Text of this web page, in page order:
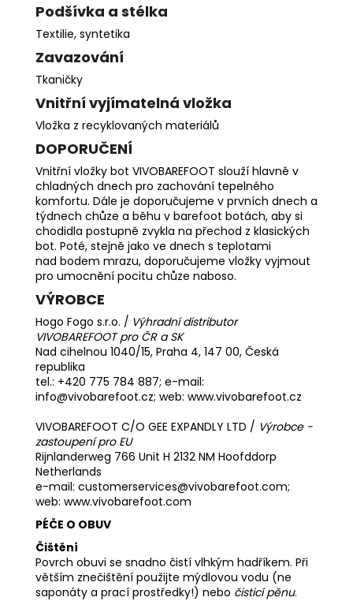
Podšívka a stélka
Textilie, syntetika
Zavazování
Tkaničky
Vnitřní vyjímatelná vložka
Vložka z recyklovaných materiálů
DOPORUČENÍ
Vnitřní vložky bot VIVOBAREFOOT slouží hlavně v
chladných dnech pro zachování tepelného
komfortu. Dále je doporučujeme v prvních dnech a
týdnech chůze a běhu v barefoot botách, aby si
chodidla postupně zvykla na přechod z klasických
bot. Poté, stejně jako ve dnech s teplotami
nad bodem mrazu, doporučujeme vložky vyjmout
pro umocnění pocitu chůze naboso.
VÝROBCE
Hogo Fogo s.r.o. / Výhradní distributor
VIVOBAREFOOT pro ČR a SK
Nad cihelnou 1040/15, Praha 4, 147 00, Česká
republika
tel.: +420 775 784 887; e-mail:
info@vivobarefoot.cz; web: www.vivobarefoot.cz
VIVOBAREFOOT C/O GEE EXPANDLY LTD / Výrobce -
zastoupení pro EU
Rijnlanderweg 766 Unit H 2132 NM Hoofddorp
Netherlands
e-mail: customerservices@vivobarefoot.com;
web: www.vivobarefoot.com
PÉČE O OBUV
Čištění
Povrch obuvi se snadno čistí vlhkým hadříkem. Při
větším znečištění použijte mýdlovou vodu (ne
saponáty a prací prostředky!) nebo čisticí pěnu.